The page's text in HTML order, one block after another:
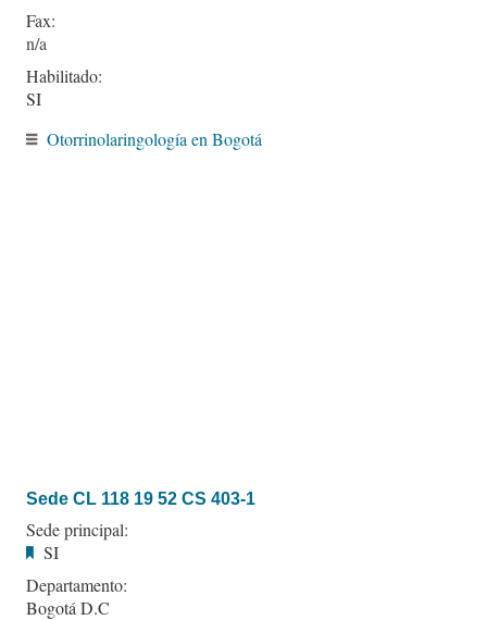
Fax:
Habilitado:
SI
Otorrinolaringología en Bogotá
Sede CL 118 19 52 CS 403-1
Sede principal:
SI
Departamento:
Bogotá D.C